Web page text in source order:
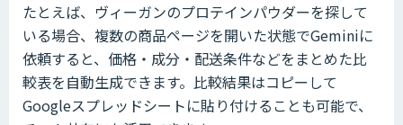
たとえば、ヴィーガンのプロテインパウダーを探して
いる場合、複数の商品ページを開いた状態でGeminiに
依頼すると、価格・成分・配送条件などをまとめた比
較表を自動生成できます。比較結果はコピーして
Googleスプレッドシートに貼り付けることも可能で、